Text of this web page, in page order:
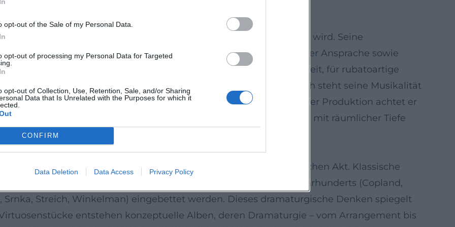
opt-out of the Sale of my Personal Data.
opt-out of processing my Personal Data for Targeted
opt-out of Collection, Use, Retention, Sale, and/or Sharing
Data that Is Unrelated with the Purposes for which it
CONFIRM
Data Deletion Data Access Privacy Policy
Timbres – Höfeles Klangidentität für neue Publika öffnet.
musikalische Rhetorik
Tongebung, die häufig mit der menschlichen Stimme verglichen wird. Seine
an Dämpfern, Wechseln zwischen offener und gedeckter Ansprache sowie
In der Komposition des Moments – dem Gespür für innere Zeit, für rubatoartige
von Motiven – liegt ein wesentlicher Teil seiner Autorität. Technisch steht seine Musikalität
Akkordbrechungen dienen der Rhetorik, nicht dem Effekt. In der Produktion achtet er
Mastering, das die Klangfarbe der Trompete ohne Härten und mit räumlicher Tiefe
zur Programmdramaturgie
roten Faden: Höfele versteht Programmgestaltung als kuratorischen Akt. Klassische
die in Themenprogramme mit Werken des 20. Jahrhunderts (Copland,
Streich, Winkelman) eingebettet werden. Dieses dramaturgische Denken spiegelt
entstehen konzeptuelle Alben, deren Dramaturgie – vom Arrangement bis